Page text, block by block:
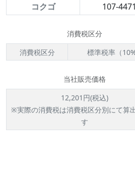
コクゴ
107-
消費税区分
消費税区分
標準税率（10%
当社販売価格
12,201円(税込)
※実際の消費税は消費税区分別にて算
す